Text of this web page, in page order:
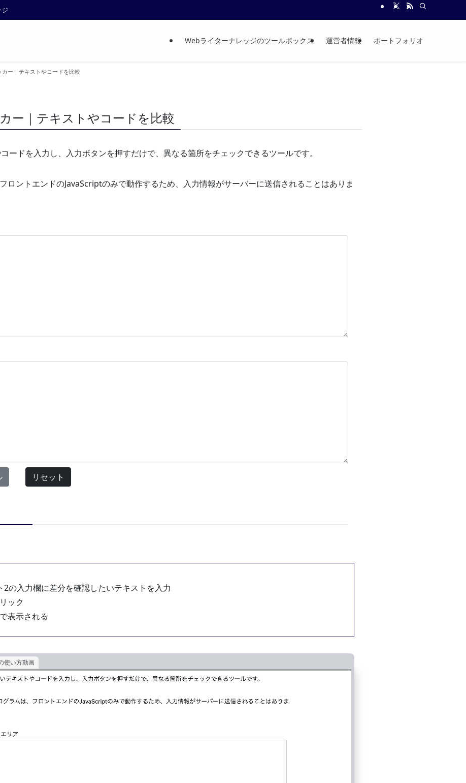
Webライターナレッジのツールボックス 運営者情報 ポートフォリオ
ー｜テキストやコードを比較
ー｜テキストやコードを比較
ードを入力し、入力ボタンを押すだけで、異なる箇所をチェックできるツールです。
ロントエンドのJavaScriptのみで動作するため、入力情報がサーバーに送信されることはありま
リセット
2の入力欄に差分を確認したいテキストを入力
ック
表示される
使い方動画